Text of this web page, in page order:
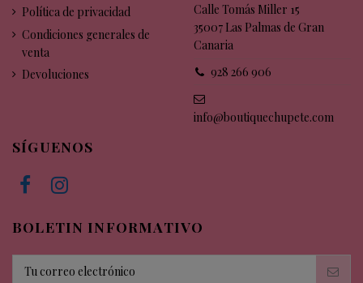
Política de privacidad
Condiciones generales de
venta
Devoluciones
Calle Tomás Miller 15
35007 Las Palmas de Gran
Canaria
928 266 906
info@boutiquechupete.com
SÍGUENOS
BOLETIN INFORMATIVO